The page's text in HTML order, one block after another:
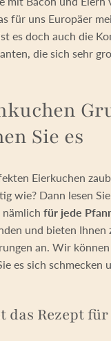
für uns Europäer
es doch auch die
die sich sehr
Sie es
Eierkuchen
wie? Dann lesen
für jede
und bieten Ihnen
an. Wir
es sich schmecken
das Rezept